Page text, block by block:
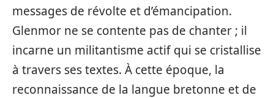
messages de révolte et d’émancipation.
Glenmor ne se contente pas de chanter ; il
incarne un militantisme actif qui se cristallise
à travers ses textes. À cette époque, la
reconnaissance de la langue bretonne et de